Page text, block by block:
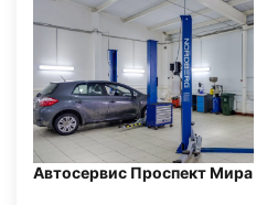
Автосервис Проспект Мира